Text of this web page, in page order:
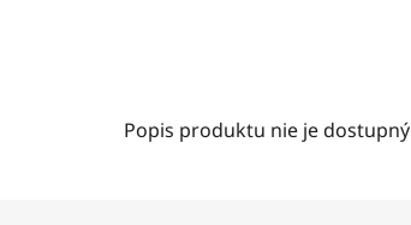
Popis produktu nie je dostupný